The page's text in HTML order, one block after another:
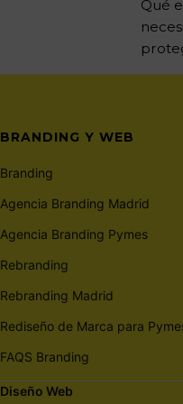
Qué
BRANDING Y WEB
Branding
Agencia Branding Madrid
Agencia Branding Pymes
Rebranding
Rebranding Madrid
Rediseño de Marca para
FAQS Branding
Diseño Web